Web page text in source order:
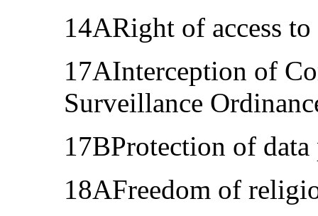
14ARight of access to
17AInterception of
Surveillance
17BProtection of
18AFreedom of